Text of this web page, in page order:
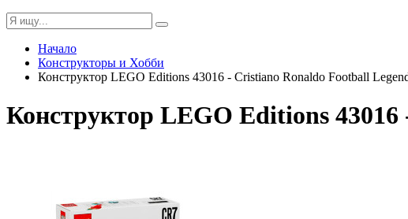
Начало
Конструкторы и Хобби
Конструктор LEGO Editions 43016 - Cristiano Ronaldo Football
Конструктор LEGO Editions